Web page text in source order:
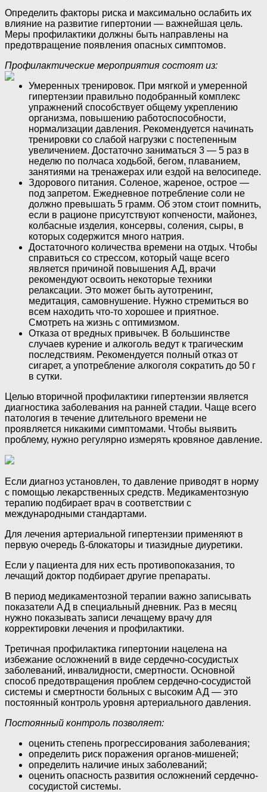
Определить факторы риска и максимально ослабить их
влияние на развитие гипертонии — важнейшая цель.
Меры профилактики должны быть направлены на
предотвращение появления опасных симптомов.
Профилактические мероприятия состоят из:
Умеренных тренировок. При мягкой и умеренной
гипертензии правильно подобранный комплекс
упражнений способствует общему укреплению
организма, повышению работоспособности,
нормализации давления. Рекомендуется начинать
тренировки со слабой нагрузки с постепенным
увеличением. Достаточно заниматься 3 — 5 раз в
неделю по полчаса ходьбой, бегом, плаванием,
занятиями на тренажерах или ездой на велосипеде.
Здорового питания. Соленое, жареное, острое —
под запретом. Ежедневное потребление соли не
должно превышать 5 грамм. Об этом стоит помнить,
если в рационе присутствуют копчености, майонез,
колбасные изделия, консервы, соления, сыры, в
которых содержится много натрия.
Достаточного количества времени на отдых. Чтобы
справиться со стрессом, который чаще всего
является причиной повышения АД, врачи
рекомендуют освоить некоторые техники
релаксации. Это может быть аутотренинг,
медитация, самовнушение. Нужно стремиться во
всем находить что-то хорошее и приятное.
Смотреть на жизнь с оптимизмом.
Отказа от вредных привычек. В большинстве
случаев курение и алкоголь ведут к трагическим
последствиям. Рекомендуется полный отказ от
сигарет, а употребление алкоголя сократить до 50 г
в сутки.
Целью вторичной профилактики гипертензии является
диагностика заболевания на ранней стадии. Чаще всего
патология в течение длительного времени не
проявляется никакими симптомами. Чтобы выявить
проблему, нужно регулярно измерять кровяное давление.
Если диагноз установлен, то давление приводят в норму
с помощью лекарственных средств. Медикаментозную
терапию подбирает врач в соответствии с
международными стандартами.
Для лечения артериальной гипертензии применяют в
первую очередь ß-блокаторы и тиазидные диуретики.
Если у пациента для них есть противопоказания, то
лечащий доктор подбирает другие препараты.
В период медикаментозной терапии важно записывать
показатели АД в специальный дневник. Раз в месяц
нужно показывать записи лечащему врачу для
корректировки лечения и профилактики.
Третичная профилактика гипертонии нацелена на
избежание осложнений в виде сердечно-сосудистых
заболеваний, инвалидности, смертности. Основной
способ предотвращения проблем сердечно-сосудистой
системы и смертности больных с высоким АД — это
постоянный контроль уровня артериального давления.
Постоянный контроль позволяет:
оценить степень прогрессирования заболевания;
определить риск поражения органов-мишеней;
определить наличие иных заболеваний;
оценить опасность развития осложнений сердечно-
сосудистой системы.